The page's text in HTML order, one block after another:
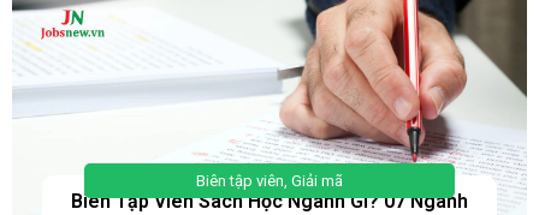
Biên tập viên, Giải mã
Biên Tập Viên Sách Học Ngành Gì? 07 Ngành